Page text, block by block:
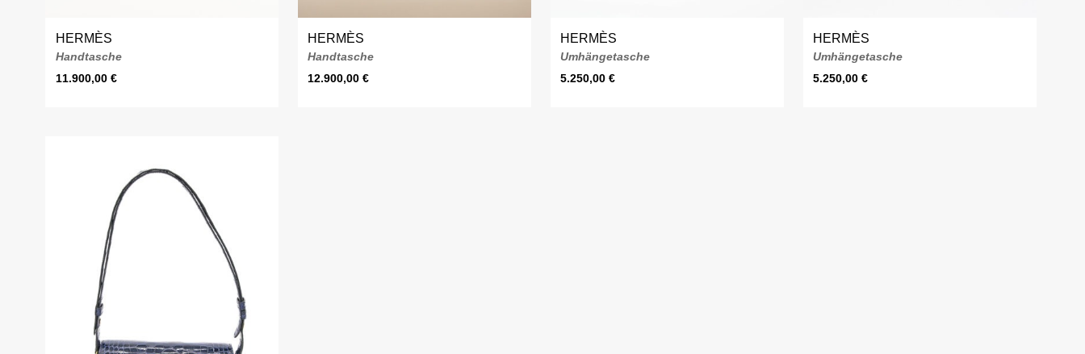
HERMÈS
Handtasche
11.900,00 €
HERMÈS
Handtasche
12.900,00€
HERMÈS
Umhängetasche
5.250,00€
HERMÈS
Umhängetasche
5.250,00€